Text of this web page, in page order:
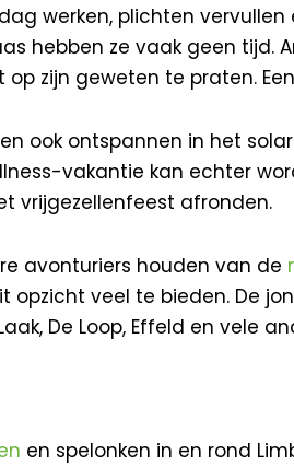
werken, plichten
hebben ze vaak geen
zijn geweten te praten.
ook ontspannen in het
vakantie kan echter
vrijgezellenfeest afronden.
avonturiers houden van de
opzicht veel te bieden. De
De Loop, Effeld en vele
en spelonken in en rond